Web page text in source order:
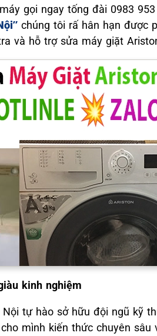
gọi ngay tống đài 0983
chúng tôi rấ hân hạn được
và hỗ trợ sửa máy giặt
kinh nghiệm
tự hào sở hữu đội ngũ kỹ
mình kiến thức chuyên